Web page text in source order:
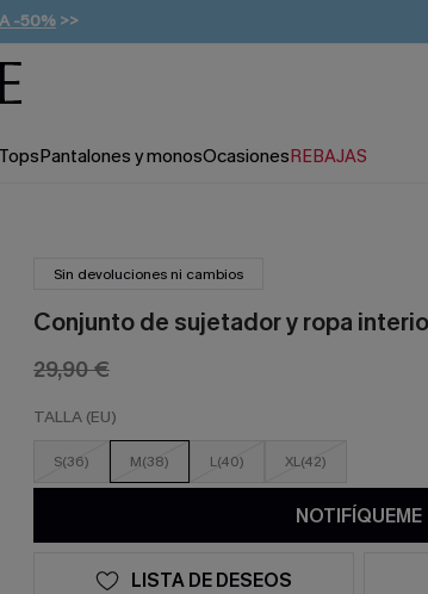
VESTIDOS
EXTRA!
49 € >>
TopsPantalones y monosOcasionesREBAJAS
Sin devoluciones ni cambios
Conjunto de sujetador y ropa
29,90 €
TALLA (EU)
S(36) M(38) L(40) XL(42)
NOTIFÍQUEME
LISTA DE DESEOS